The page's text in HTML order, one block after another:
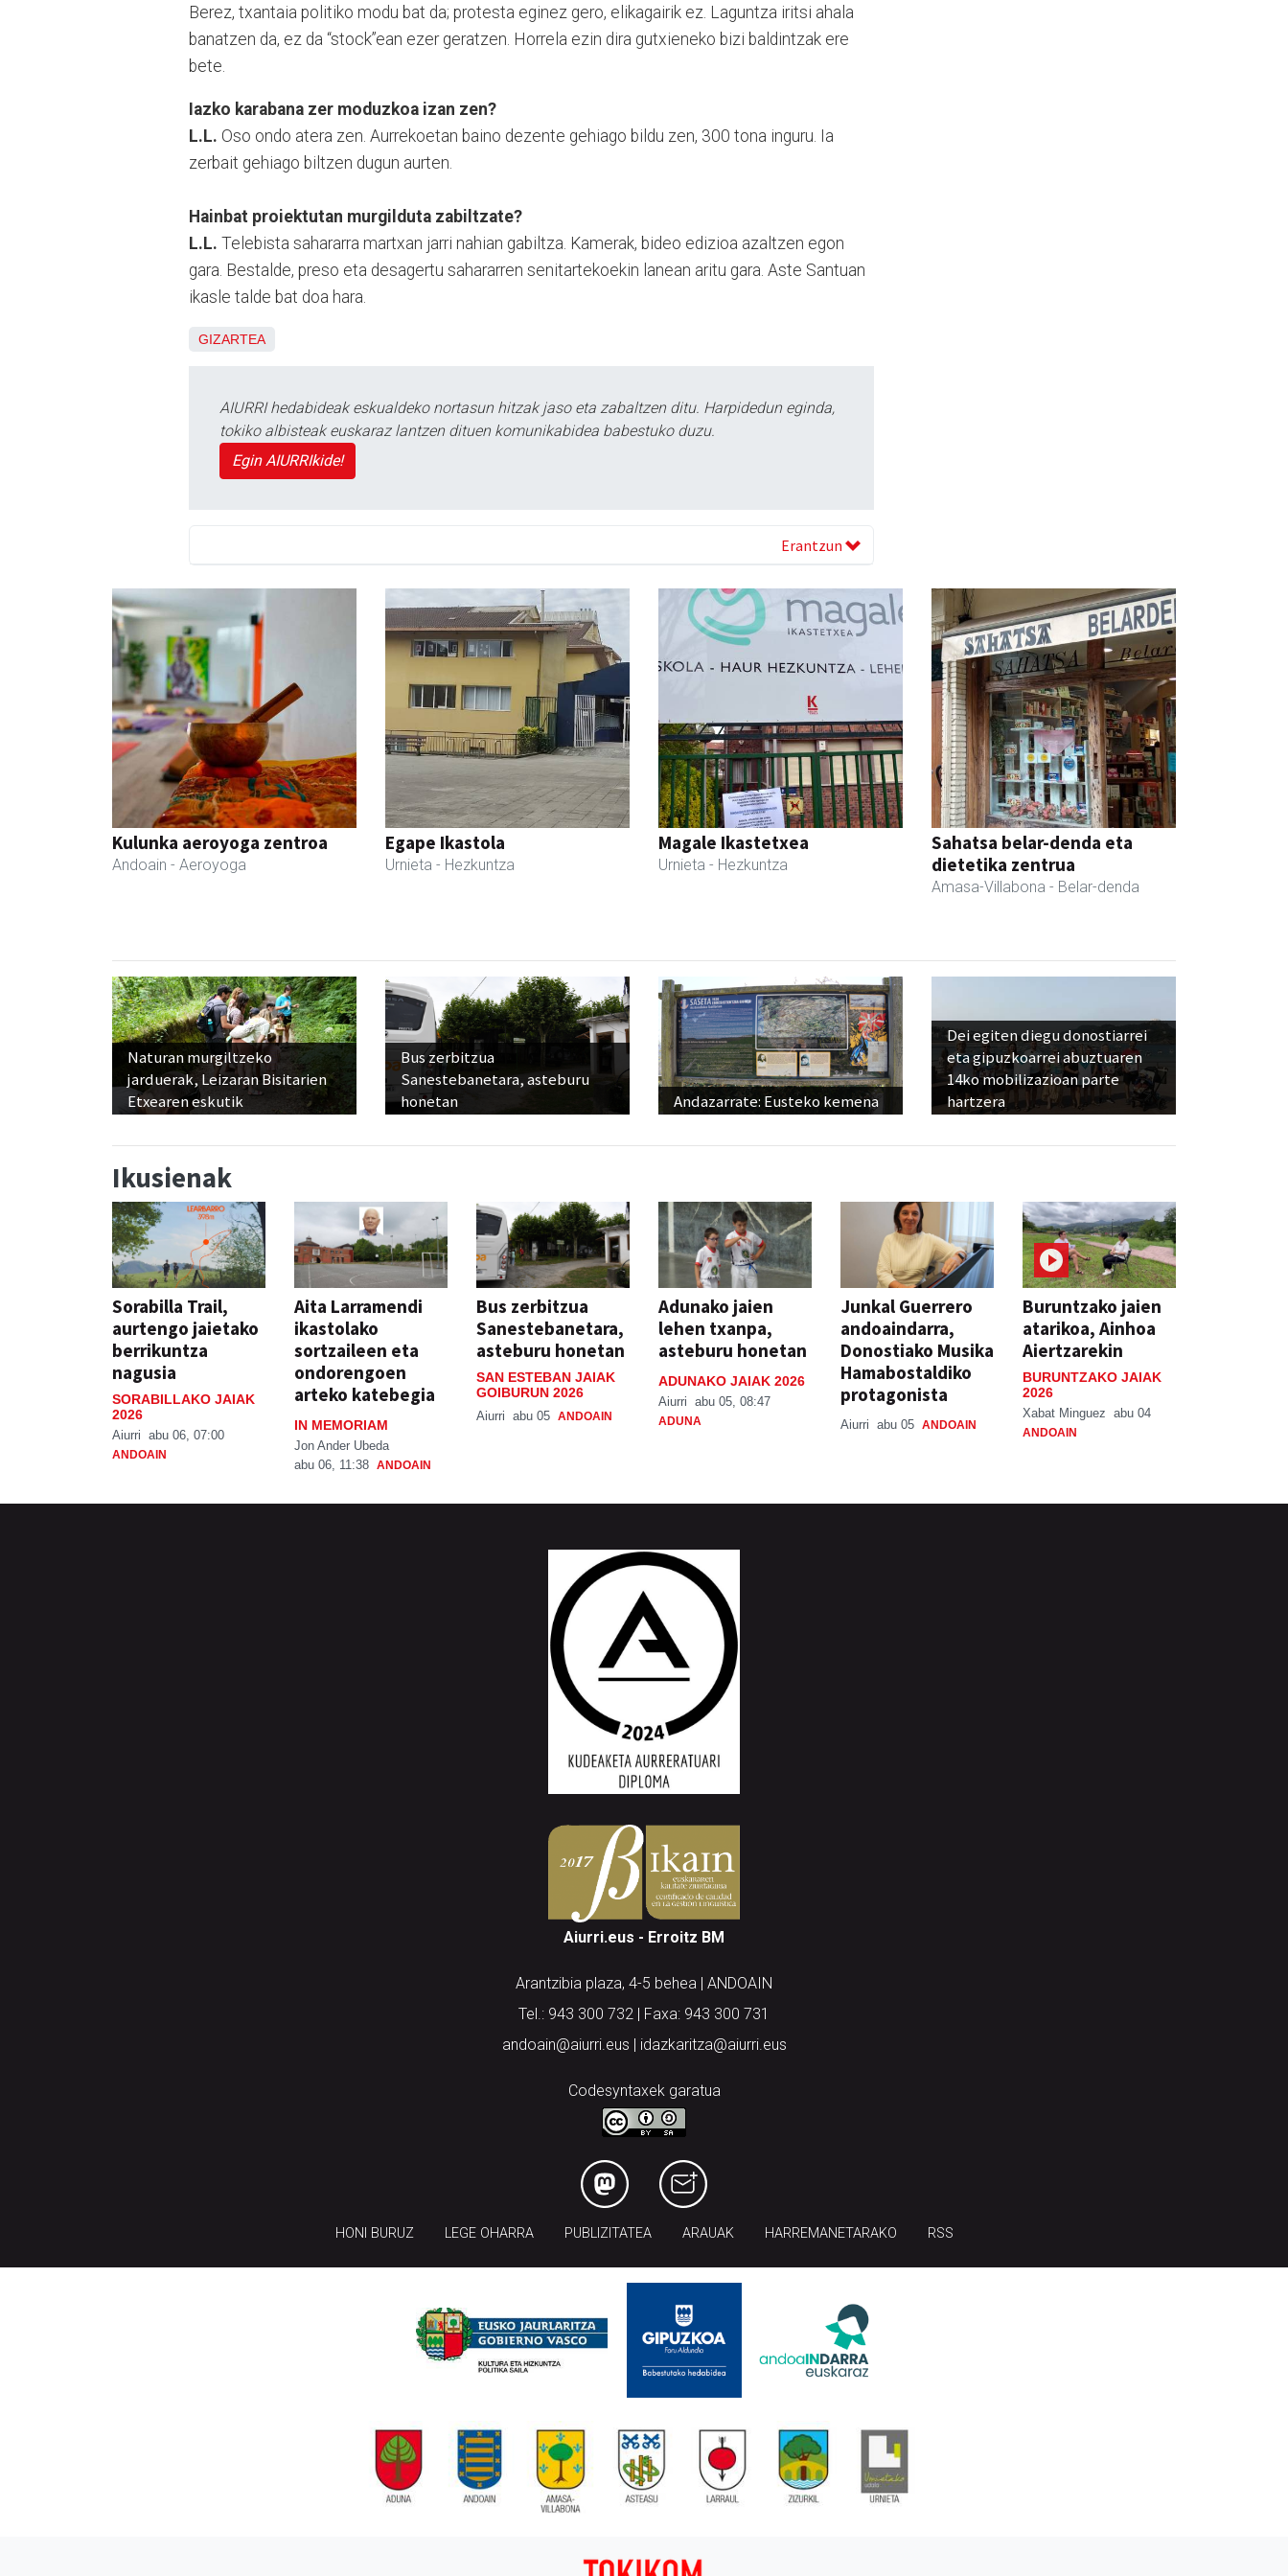
Berez, txantaia politiko modu bat da; protesta eginez gero, elikagairik ez. Laguntza iritsi ahala
banatzen da, ez da “stock”ean ezer geratzen. Horrela ezin dira gutxieneko bizi baldintzak ere
bete.
Iazko karabana zer moduzkoa izan zen?
L.L. Oso ondo atera zen. Aurrekoetan baino dezente gehiago bildu zen, 300 tona inguru. Ia
zerbait gehiago biltzen dugun aurten.
Hainbat proiektutan murgilduta zabiltzate?
L.L. Telebista sahararra martxan jarri nahian gabiltza. Kamerak, bideo edizioa azaltzen egon
gara. Bestalde, preso eta desagertu sahararren senitartekoekin lanean aritu gara. Aste Santuan
ikasle talde bat doa hara.
GIZARTEA
AIURRI hedabideak eskualdeko nortasun hitzak jaso eta zabaltzen ditu. Harpidedun eginda,
tokiko albisteak euskaraz lantzen dituen komunikabidea babestuko duzu.
Egin AIURRIkide!
Erantzun
Kulunka aeroyoga zentroa
Andoain - Aeroyoga
Egape Ikastola
Urnieta - Hezkuntza
Magale Ikastetxea
Urnieta - Hezkuntza
Sahatsa belar-denda eta
dietetika zentrua
Amasa-Villabona - Belar-denda
Naturan murgiltzeko
jarduerak, Leizaran Bisitarien
Etxearen eskutik
Bus zerbitzua
Sanestebanetara, asteburu
honetan
Andazarrate: Eusteko kemena
Dei egiten diegu donostiarrei
eta gipuzkoarrei abuztuaren
14ko mobilizazioan parte
hartzera
Ikusienak
Sorabilla Trail,
aurtengo jaietako
berrikuntza
nagusia
SORABILLAKO JAIAK
2026
Aiurri abu 06, 07:00
ANDOAIN
Aita Larramendi
ikastolako
sortzaileen eta
ondorengoen
arteko katebegia
IN MEMORIAM
Jon Ander Ubeda
abu 06, 11:38 ANDOAIN
Bus zerbitzua
Sanestebanetara,
asteburu honetan
SAN ESTEBAN JAIAK
GOIBURUN 2026
Aiurri abu 05 ANDOAIN
Adunako jaien
lehen txanpa,
asteburu honetan
ADUNAKO JAIAK 2026
Aiurri abu 05, 08:47
ADUNA
Junkal Guerrero
andoaindarra,
Donostiako Musika
Hamabostaldiko
protagonista
Aiurri abu 05 ANDOAIN
Buruntzako jaien
atarikoa, Ainhoa
Aiertzarekin
BURUNTZAKO JAIAK
2026
Xabat Minguez abu 04
ANDOAIN
Aiurri.eus - Erroitz BM
Arantzibia plaza, 4-5 behea | ANDOAIN
Tel.: 943 300 732 | Faxa: 943 300 731
andoain@aiurri.eus | idazkaritza@aiurri.eus
Codesyntaxek garatua
HONI BURUZ LEGE OHARRA PUBLIZITATEA ARAUAK HARREMANETARAKO RSS